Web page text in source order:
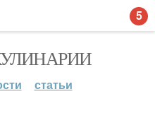
статьи
5